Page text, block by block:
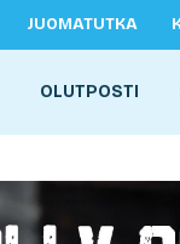
JUOMATUTKA
OLUTPOSTI